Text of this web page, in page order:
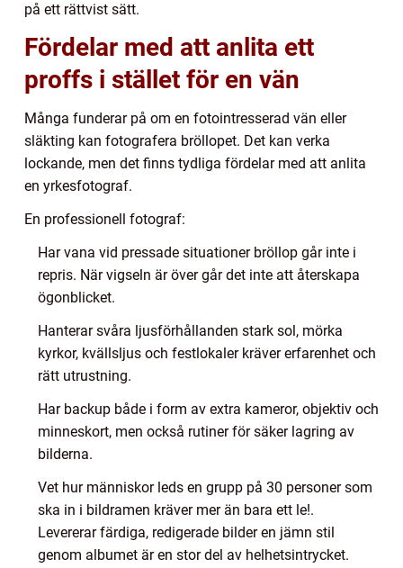
på ett rättvist sätt.
Fördelar med att anlita ett
proffs i stället för en vän
Många funderar på om en fotointresserad vän eller
släkting kan fotografera bröllopet. Det kan verka
lockande, men det finns tydliga fördelar med att anlita
en yrkesfotograf.
En professionell fotograf:
Har vana vid pressade situationer bröllop går inte i
repris. När vigseln är över går det inte att återskapa
ögonblicket.
Hanterar svåra ljusförhållanden stark sol, mörka
kyrkor, kvällsljus och festlokaler kräver erfarenhet och
rätt utrustning.
Har backup både i form av extra kameror, objektiv och
minneskort, men också rutiner för säker lagring av
bilderna.
Vet hur människor leds en grupp på 30 personer som
ska in i bildramen kräver mer än bara ett le!.
Levererar färdiga, redigerade bilder en jämn stil
genom albumet är en stor del av helhetsintrycket.